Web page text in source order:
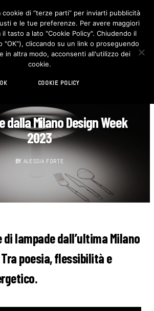
F
c
e
b
o
I
n
s
t
dalla Milano Design Week
2023
BY ALESSIA FORTE
di lampade dall’ultima Milano
Tra poesia, flessibilità e
di “terze parti” per inviarti pubblicità
e le tue preferenze. Per avere maggiori
il tasto a lato "Cookie Policy". Chiudendo il
"OK"), cliccando su un link o proseguendo
in altra modo, acconsenti all'utilizzo dei
cookie.
OK COOKIE POLICY